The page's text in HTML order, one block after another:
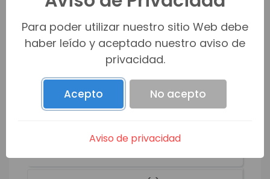
TERRENO CAMPESTRE EN VENTA EN REAL
DEL ALAMITO
Real del Alamito [Fraccionamiento Cam...
$462,000 MXN $24,772 USD
3,000m2
Para poder utilizar nuestro sitio Web debe
haber leído y aceptado nuestro aviso de
privacidad.
Acepto No acepto
Aviso de privacidad